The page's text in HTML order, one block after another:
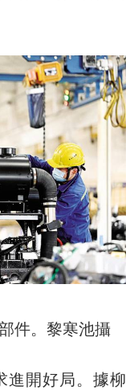
件。黎寒池攝
開好局。據柳